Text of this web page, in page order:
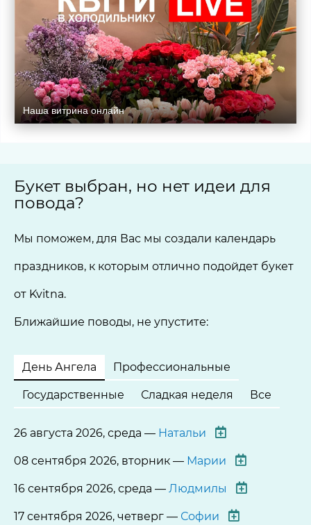
Наша витрина онлайн
Букет выбран, но нет идеи для
повода?
Мы поможем, для Вас мы создали календарь
праздников, к которым отлично подойдет букет
от Kvitna.
Ближайшие поводы, не упустите:
День Ангела Профессиональные
Государственные Сладкая неделя Все
26 августа 2026, среда — Натальи
08 сентября 2026, вторник — Марии
16 сентября 2026, среда — Людмилы
17 сентября 2026, четверг — Софии